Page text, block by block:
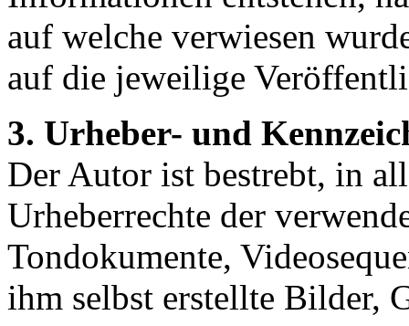
auf welche verwiesen
auf die jeweilige
3. Urheber- und
Der Autor ist bestrebt, in
Urheberrechte der
Tondokumente,
ihm selbst erstellte Bilder,